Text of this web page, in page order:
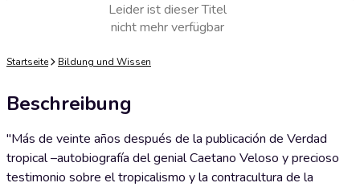
Leider ist dieser Titel
nicht mehr verfügbar
Startseite Bildung und Wissen
Beschreibung
"Más de veinte años después de la publicación de Verdad
tropical –autobiografía del genial Caetano Veloso y precioso
testimonio sobre el tropicalismo y la contracultura de la